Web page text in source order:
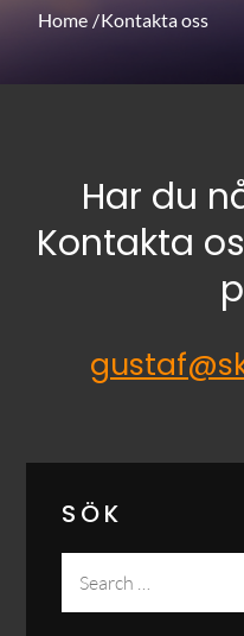
Home Kontakta oss
Har du
Kontakta
SÖK